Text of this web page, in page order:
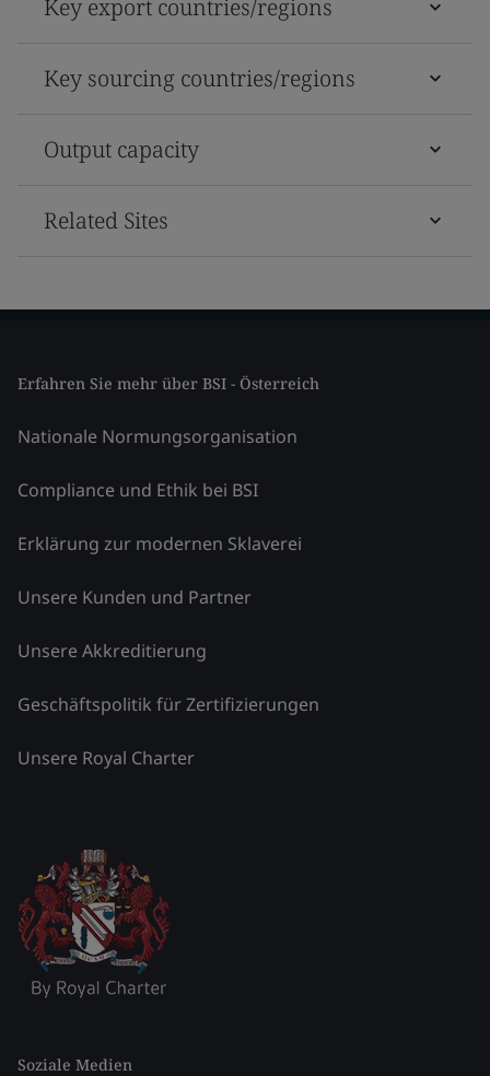
Key export countries/regions
Key sourcing countries/regions
Output capacity
Related Sites
Erfahren Sie mehr über BSI - Österreich
Nationale Normungsorganisation
Compliance und Ethik bei BSI
Erklärung zur modernen Sklaverei
Unsere Kunden und Partner
Unsere Akkreditierung
Geschäftspolitik für Zertifizierungen
Unsere Royal Charter
Soziale Medien